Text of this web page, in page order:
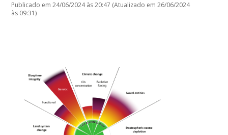
Publicado em 24/06/2024 às 20:47 (Atualizado em 26/06/2024
às 09:31)